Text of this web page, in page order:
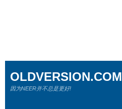
OLDVERSION.COM
因为NEER并不总是更好!